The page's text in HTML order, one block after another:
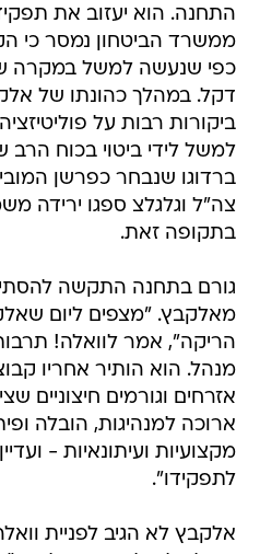
ממשרד הביטחון נמסר כי
כפי שנעשה למשל במקרה
דקל. במהלך כהונתו של
ביקורות רבות על
למשל לידי ביטוי בכוח הרב
ברדוגו שנבחר כפרשן
צה"ל וגלגלצ ספגו ירידה
בתקופה זאת.
גורם בתחנה התקשה
מאלקבץ. "מצפים ליום
הריקה", אמר לוואלה!
מנהל. הוא הותיר אחריו
אזרחים וגורמים חיצוניים
ארוכה למנהיגות, הובלה
מקצועיות ועיתונאיות -
לתפקידו".
אלקבץ לא הגיב לפניית